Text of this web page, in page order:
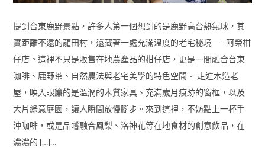
提到台東鹿野景點，許多人第一個想到的是鹿野高台熱氣球，其
實距離不遠的龍田村，還藏著一處充滿溫度的老宅秘境——阿榮柑
仔店。這裡不只是販售在地農產品的柑仔店，更是一間融合台東
咖啡、鹿野茶、自然農法與老宅美學的特色空間。 走進木造老
屋，映入眼簾的是溫潤的木質家具、充滿歲月痕跡的窗框，以及
大片綠意庭園，讓人瞬間放慢腳步。來到這裡，不妨點上一杯手
沖咖啡，或是品嚐融合鳳梨、洛神花等在地食材的創意飲品，在
濃濃的 […]…